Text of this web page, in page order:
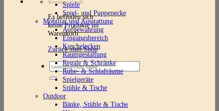
Es befinden sich
keine Produkte im
Warenkorb.
Zurück zum Shop
Suchen
nach:
Spiele
Spiel- und Puppenecke
Mobiliar und Ausstattung
Aufbewahrung
Eingangsbereich
Kuschelecken
Raumgestaltung
Regale & Schränke
Ruhe- & Schlafräume
Spielgeräte
Stühle & Tische
Outdoor
Bänke, Stühle & Tische